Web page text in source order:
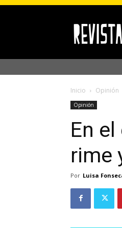
Inicio Opinión
Opinión
En
rime
Por Luisa